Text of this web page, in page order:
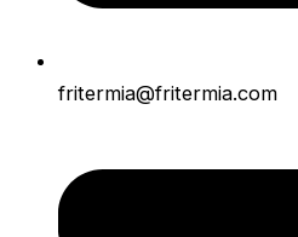
fritermia@fritermia.com